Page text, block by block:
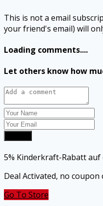
This is not a email
your friend's email) will
Loading comments....
Let others know how
5% Kinderkraft-Rabatt auf
Deal Activated, no coupon
Go To Store